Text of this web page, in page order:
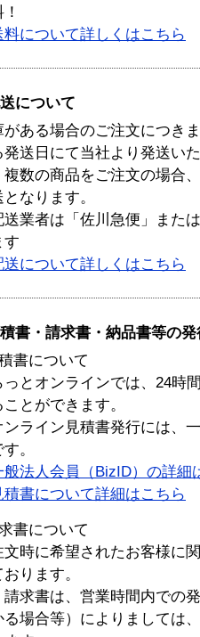
料について詳しくはこちら
について
がある場合のご注文につき
発送日にて当社より発送い
複数の商品をご注文の場合
なります。
業者は「佐川急便」また
す
送について詳しくはこちら
書・請求書・納品書等の
書について
っとオンラインでは、24時
とができます。
ライン見積書発行には、
。
般法人会員（BizID）の詳細
積書について詳細はこちら
書について
文時に希望されたお客様に
おります。
請求書は、営業時間内での
る場合等）によりましては